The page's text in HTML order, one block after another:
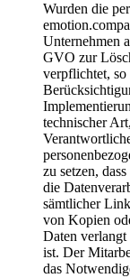
Wurden die
Unternehmen
GVO zur
verpflichtet,
technischer
zu setzen,
die
sämtlicher
von Kopien
Daten
ist. Der
das